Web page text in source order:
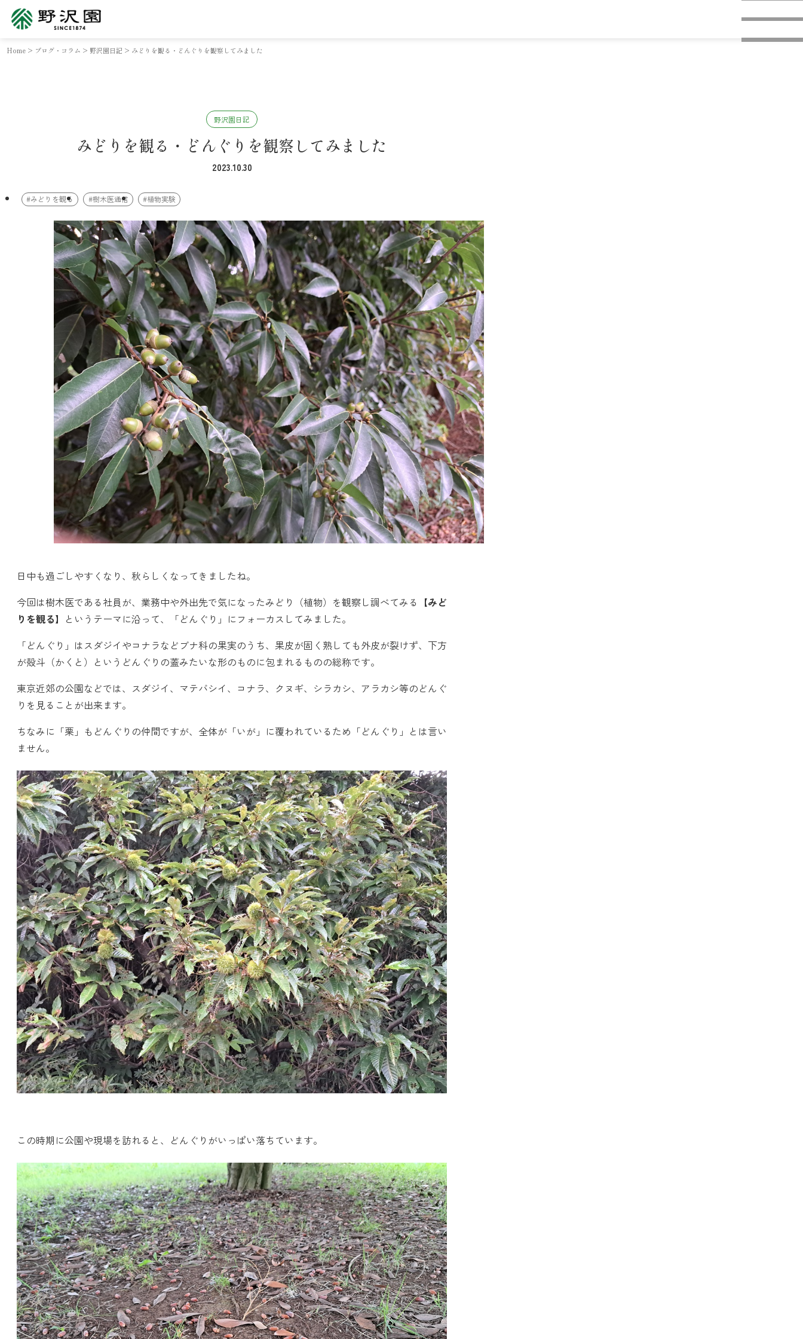
Home > ブログ・コラム > 野沢園日記 > みどりを観る・どんぐりを観察してみました
野沢園日記
みどりを観る・どんぐりを観察してみました
2023.10.30
#みどりを観る #樹木医通信 #植物実験
日中も過ごしやすくなり、秋らしくなってきましたね。
今回は樹木医である社員が、業務中や外出先で気になったみどり（植物）を観察し調べてみる 【みど
りを観る】 というテーマに沿って、「どんぐり」にフォーカスしてみました。
「どんぐり」はスダジイやコナラなどブナ科の果実のうち、果皮が固く熟しても外皮が裂けず、下方
が殻斗（かくと）というどんぐりの蓋みたいな形のものに包まれるものの総称です。
東京近郊の公園などでは、スダジイ、マテバシイ、コナラ、クヌギ、シラカシ、アラカシ等のどんぐ
りを見ることが出来ます。
ちなみに「栗」もどんぐりの仲間ですが、全体が「いが」に覆われているため「どんぐり」とは言い
ません。
この時期に公園や現場を訪れると、どんぐりがいっぱい落ちています。